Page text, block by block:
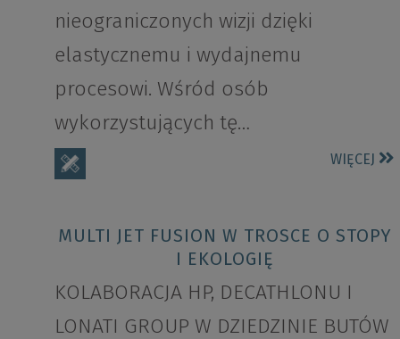
nieograniczonych wizji dzięki
elastycznemu i wydajnemu
procesowi. Wśród osób
wykorzystujących tę…
WIĘCEJ
MULTI JET FUSION W TROSCE O STOPY
I EKOLOGIĘ
KOLABORACJA HP, DECATHLONU I
LONATI GROUP W DZIEDZINIE BUTÓW